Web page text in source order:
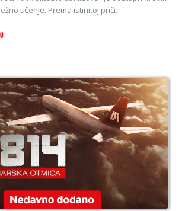
učenje. Prema istinitoj priči.